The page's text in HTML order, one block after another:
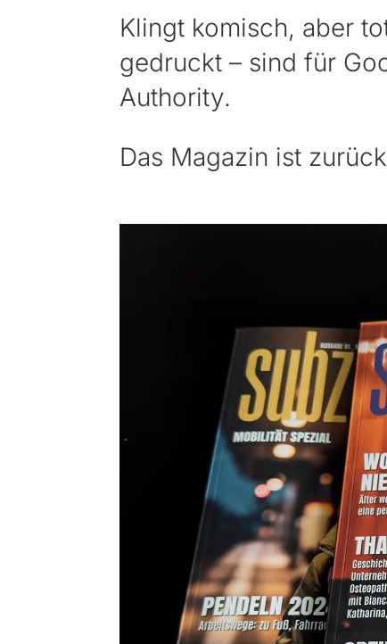
Klingt komisch, aber
gedruckt – sind für
Authority.
Das Magazin ist